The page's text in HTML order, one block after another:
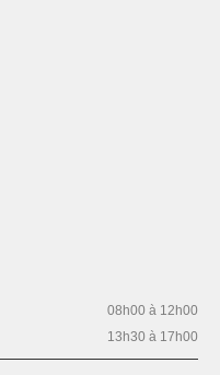
08h00 à 12h00
13h30 à 17h00